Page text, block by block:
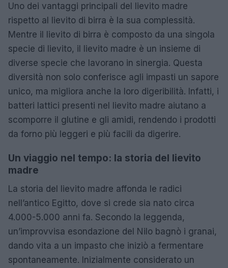
Uno dei vantaggi principali del lievito madre
rispetto al lievito di birra è la sua complessità.
Mentre il lievito di birra è composto da una singola
specie di lievito, il lievito madre è un insieme di
diverse specie che lavorano in sinergia. Questa
diversità non solo conferisce agli impasti un sapore
unico, ma migliora anche la loro digeribilità. Infatti, i
batteri lattici presenti nel lievito madre aiutano a
scomporre il glutine e gli amidi, rendendo i prodotti
da forno più leggeri e più facili da digerire.
Un viaggio nel tempo: la storia del lievito
madre
La storia del lievito madre affonda le radici
nell’antico Egitto, dove si crede sia nato circa
4.000-5.000 anni fa. Secondo la leggenda,
un’improvvisa esondazione del Nilo bagnò i granai,
dando vita a un impasto che iniziò a fermentare
spontaneamente. Inizialmente considerato un